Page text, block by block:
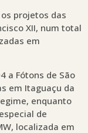
projetos das
XII, num total
em
a Fótons de São
em Itaguaçu da
enquanto
de
localizada em